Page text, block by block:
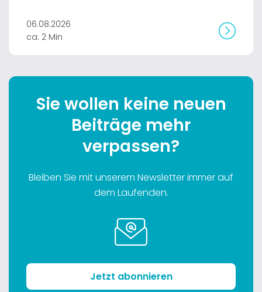
06.08.2026
ca. 2 Min
Sie wollen keine neuen
Beiträge mehr
verpassen?
Bleiben Sie mit unserem Newsletter immer auf
dem Laufenden.
Jetzt abonnieren